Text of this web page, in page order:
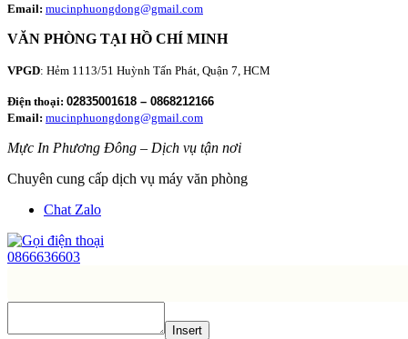
Email: mucinphuongdong@gmail.com
VĂN PHÒNG TẠI HỒ CHÍ MINH
VPGD: Hẻm 1113/51 Huỳnh Tấn Phát, Quận 7, HCM
Điện thoại: 02835001618 – 0868212166
Email: mucinphuongdong@gmail.com
Mực In Phương Đông – Dịch vụ tận nơi
Chuyên cung cấp dịch vụ máy văn phòng
Chat Zalo
0866636603
Insert